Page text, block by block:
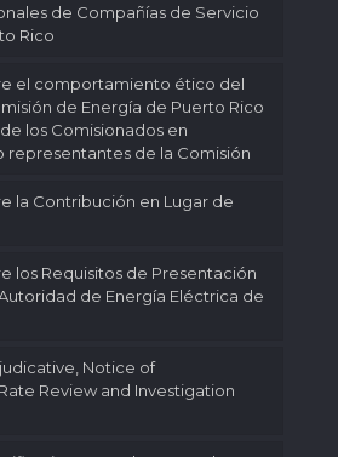
de Compañías de Servicio
Rico
el comportamiento ético del
de Energía de Puerto Rico
los Comisionados en
representantes de la Comisión
la Contribución en Lugar de
los Requisitos de Presentación
de Energía Eléctrica de
Notice of
Review and Investigation